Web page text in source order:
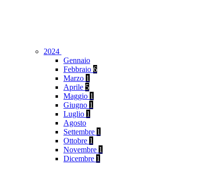
2024
Gennaio
Febbraio 6
Marzo 1
Aprile 5
Maggio 1
Giugno 1
Luglio 1
Agosto
Settembre 1
Ottobre 1
Novembre 1
Dicembre 1